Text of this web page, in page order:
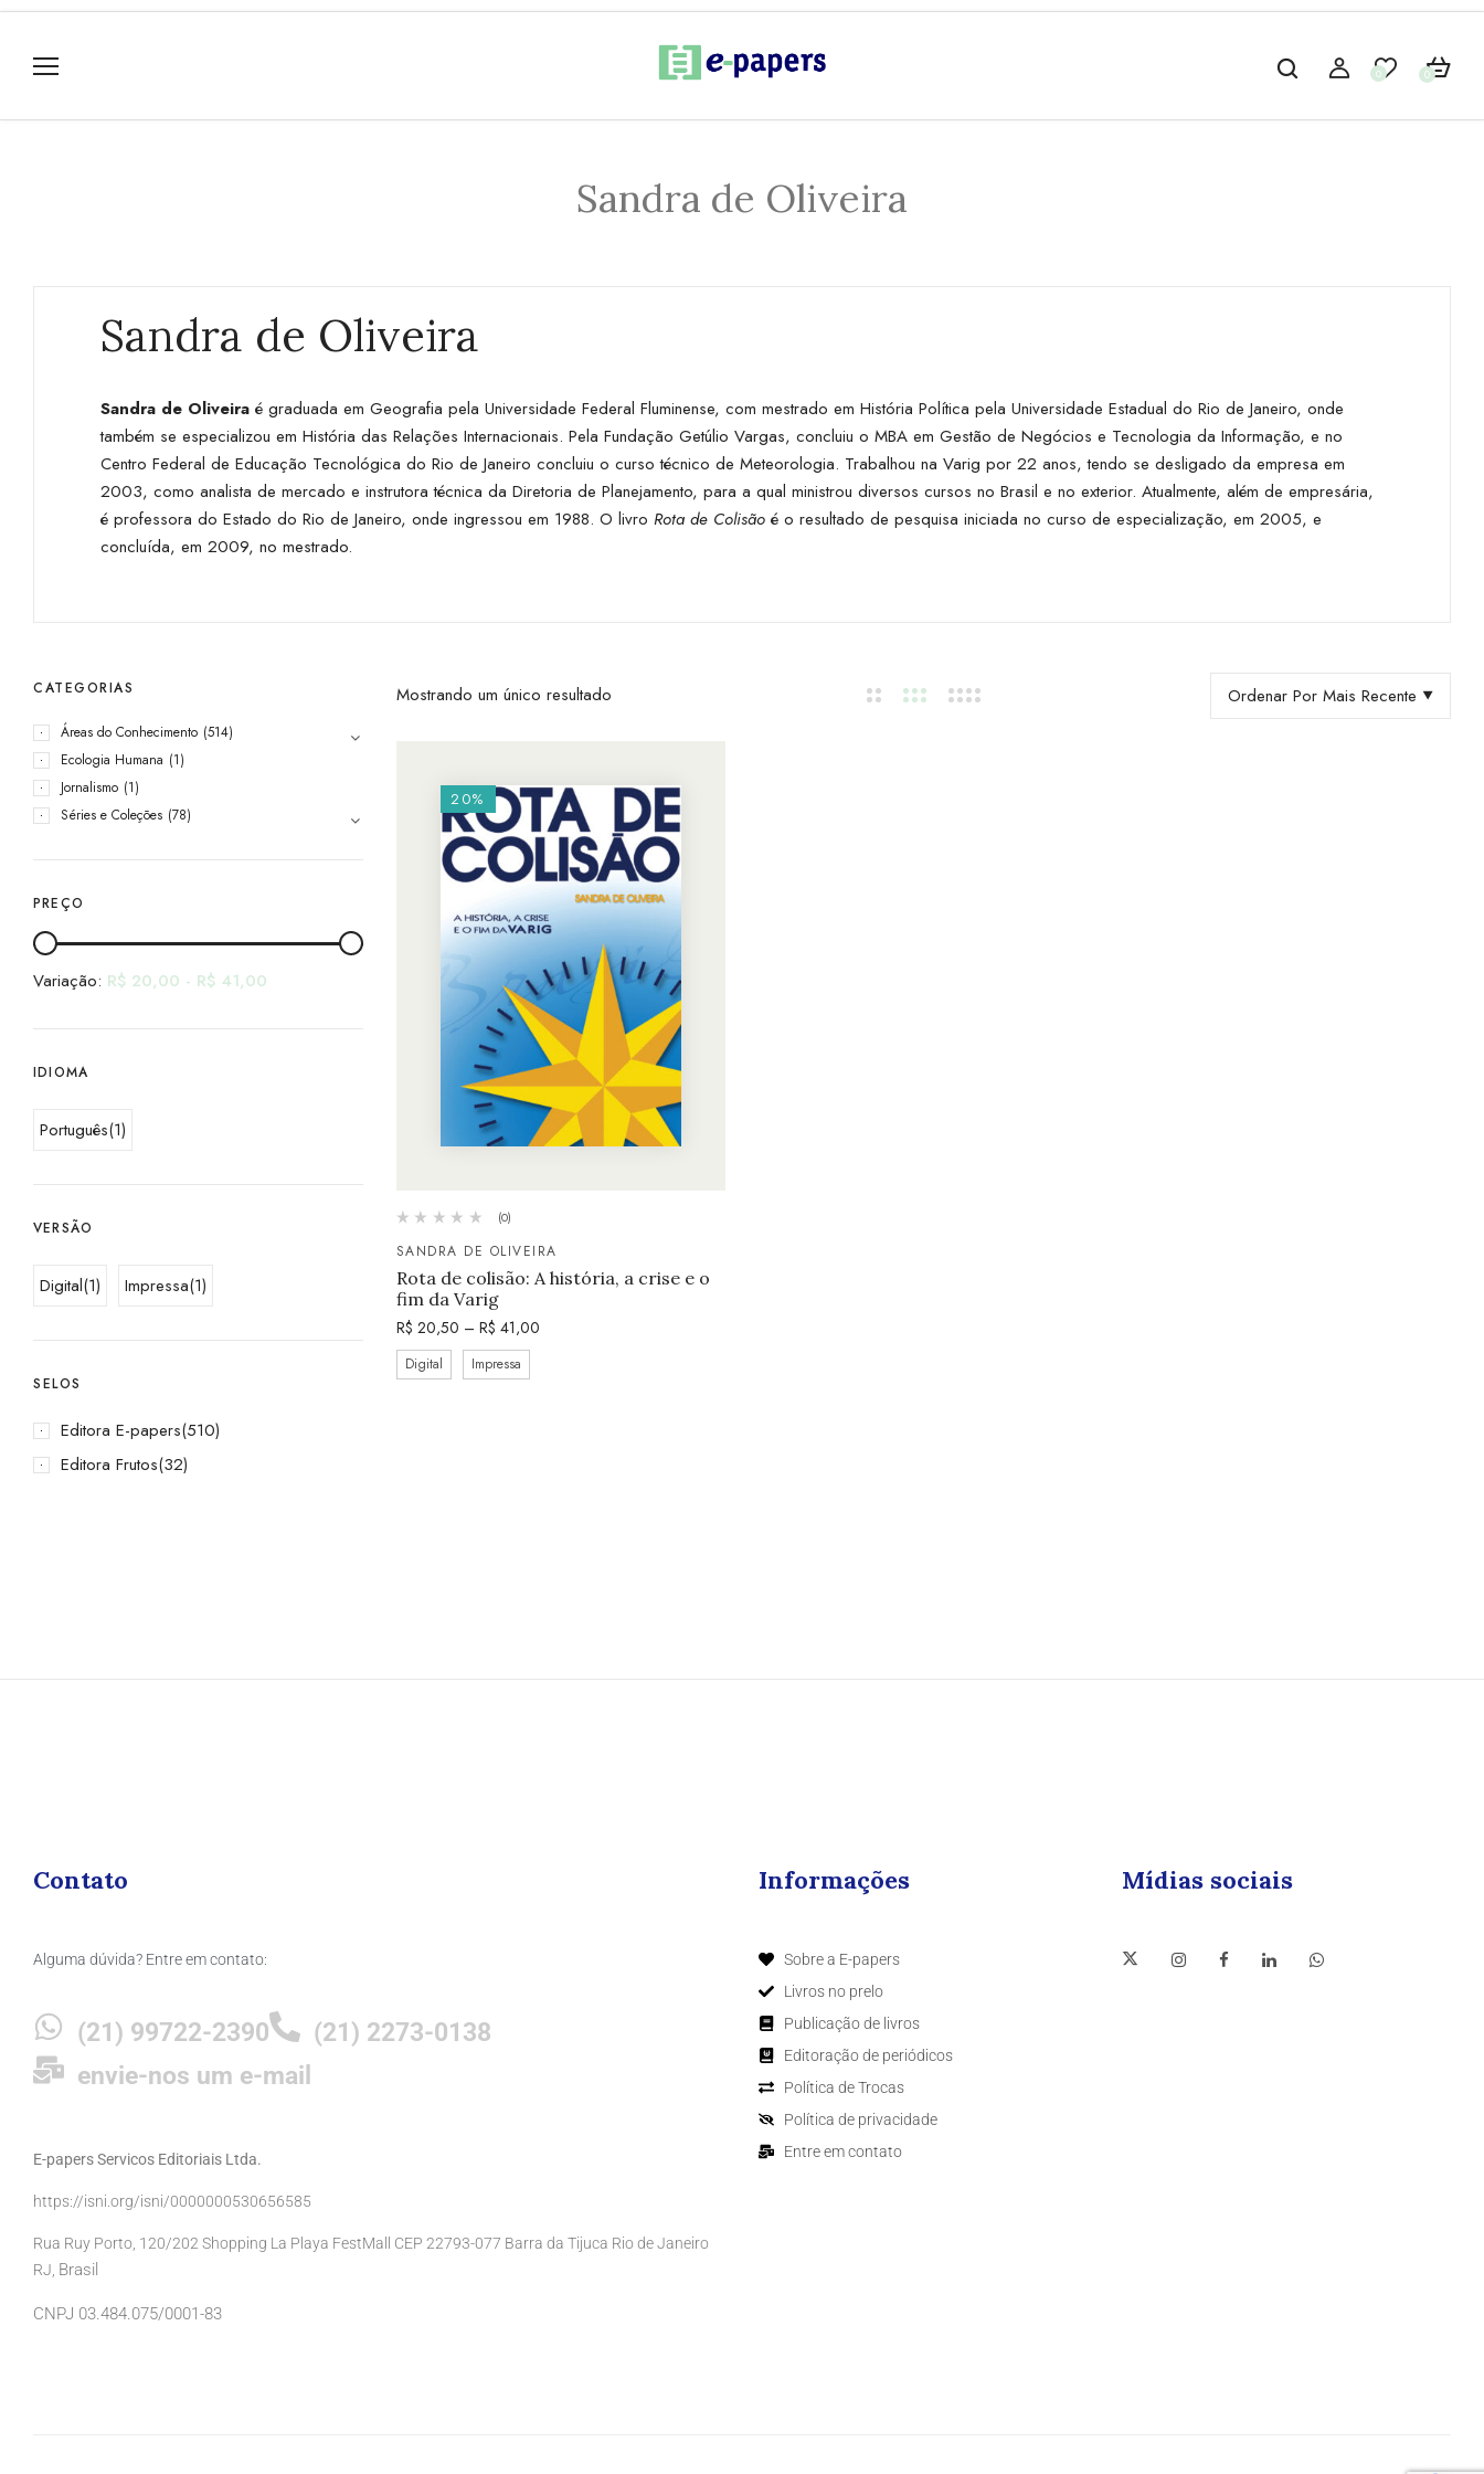
0 0
Sandra de Oliveira
Sandra de Oliveira
Sandra de Oliveira é graduada em Geografia pela Universidade Federal Fluminense, com mestrado em História Política pela Universidade Estadual do Rio de Janeiro, onde
também se especializou em História das Relações Internacionais. Pela Fundação Getúlio Vargas, concluiu o MBA em Gestão de Negócios e Tecnologia da Informação, e no
Centro Federal de Educação Tecnológica do Rio de Janeiro concluiu o curso técnico de Meteorologia. Trabalhou na Varig por 22 anos, tendo se desligado da empresa em
2003, como analista de mercado e instrutora técnica da Diretoria de Planejamento, para a qual ministrou diversos cursos no Brasil e no exterior. Atualmente, além de empresária,
é professora do Estado do Rio de Janeiro, onde ingressou em 1988. O livro Rota de Colisão é o resultado de pesquisa iniciada no curso de especialização, em 2005, e
concluída, em 2009, no mestrado.
CATEGORIAS
Áreas do Conhecimento (514)
Ecologia Humana (1)
Jornalismo (1)
Séries e Coleções (78)
PREÇO
Variação: R$ 20,00 - R$ 41,00
IDIOMA
Português(1)
VERSÃO
Digital(1) Impressa(1)
SELOS
Editora E-papers(510)
Editora Frutos(32)
Mostrando um único resultado Ordenar Por Mais Recente
20%
(0)
SANDRA DE OLIVEIRA
Rota de colisão: A história, a crise e o
fim da Varig
R$ 20,50 – R$ 41,00
Digital Impressa
Contato
Alguma dúvida? Entre em contato:
(21) 99722-2390
(21) 2273-0138
envie-nos um e-mail
E-papers Servicos Editoriais Ltda.
https://isni.org/isni/0000000530656585
Rua Ruy Porto, 120/202 Shopping La Playa FestMall CEP 22793-077 Barra da Tijuca Rio de Janeiro
RJ, Brasil
CNPJ 03.484.075/0001-83
Informações
Sobre a E-papers
Livros no prelo
Publicação de livros
Editoração de periódicos
Política de Trocas
Política de privacidade
Entre em contato
Mídias sociais